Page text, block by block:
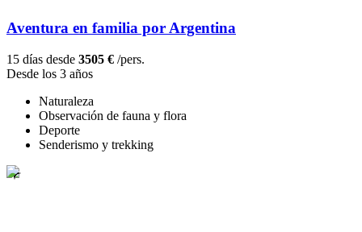
Aventura en familia por Argentina
15 días desde 3505 € /pers.
Desde los 3 años
Naturaleza
Observación de fauna y flora
Deporte
Senderismo y trekking